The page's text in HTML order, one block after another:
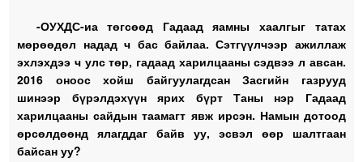
-ОУХДС-иа төгсөөд Гадаад яамны хаалгыг татах
мөрөөдөл надад ч бас байлаа. Сэтгүүлчээр ажиллаж
эхлэхдээ ч улс төр, гадаад харилцааны сэдвээ л авсан.
2016 оноос хойш байгуулагдсан Засгийн газрууд
шинээр бүрэлдэхүүн ярих бүрт Таны нэр Гадаад
харилцааны сайдын таамагт явж ирсэн. Намын дотоод
өрсөлдөөнд ялагддаг байв уу, эсвэл өөр шалтгаан
байсан уу?